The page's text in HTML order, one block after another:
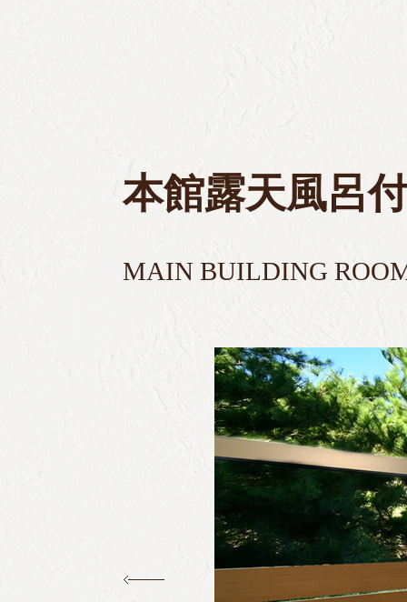
本館露天風呂
MAIN BUILDING